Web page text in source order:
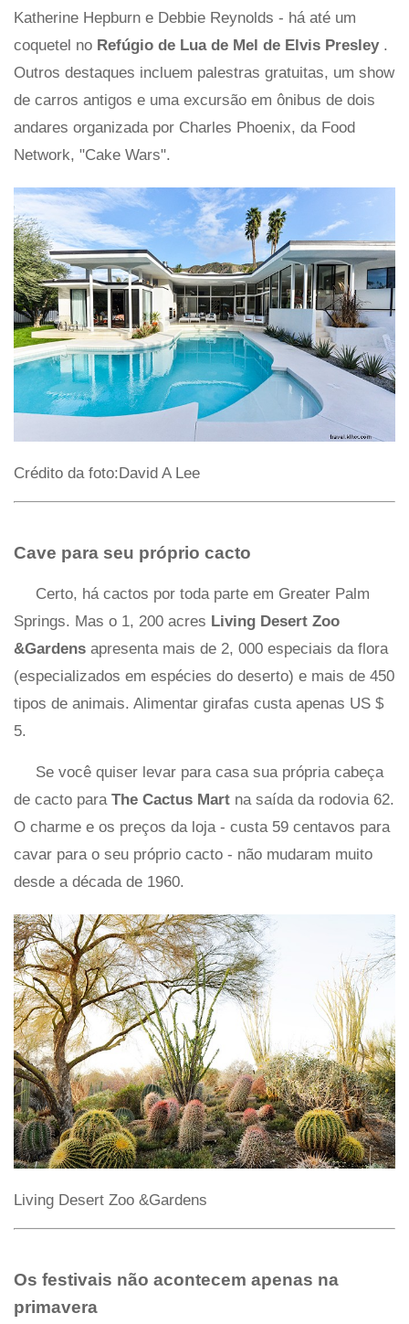
Katherine Hepburn e Debbie Reynolds - há até um
coquetel no Refúgio de Lua de Mel de Elvis Presley .
Outros destaques incluem palestras gratuitas, um show
de carros antigos e uma excursão em ônibus de dois
andares organizada por Charles Phoenix, da Food
Network, "Cake Wars".
Crédito da foto:David A Lee
Cave para seu próprio cacto
Certo, há cactos por toda parte em Greater Palm
Springs. Mas o 1, 200 acres Living Desert Zoo
&Gardens apresenta mais de 2, 000 especiais da flora
(especializados em espécies do deserto) e mais de 450
tipos de animais. Alimentar girafas custa apenas US $
5.
Se você quiser levar para casa sua própria cabeça
de cacto para The Cactus Mart na saída da rodovia 62.
O charme e os preços da loja - custa 59 centavos para
cavar para o seu próprio cacto - não mudaram muito
desde a década de 1960.
Living Desert Zoo &Gardens
Os festivais não acontecem apenas na
primavera